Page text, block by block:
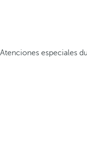
Atenciones especiales